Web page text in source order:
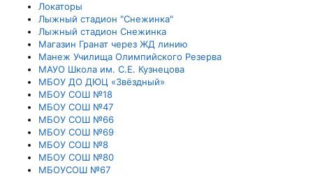
Локаторы
Лыжный стадион "Снежинка"
Лыжный стадион Снежинка
Магазин Гранат через ЖД линию
Манеж Училища Олимпийского Резерва
МАУО Школа им. С.Е. Кузнецова
МБОУ ДО ДЮЦ «Звёздный»
МБОУ СОШ №18
МБОУ СОШ №47
МБОУ СОШ №66
МБОУ СОШ №69
МБОУ СОШ №8
МБОУ СОШ №80
МБОУСОШ №67